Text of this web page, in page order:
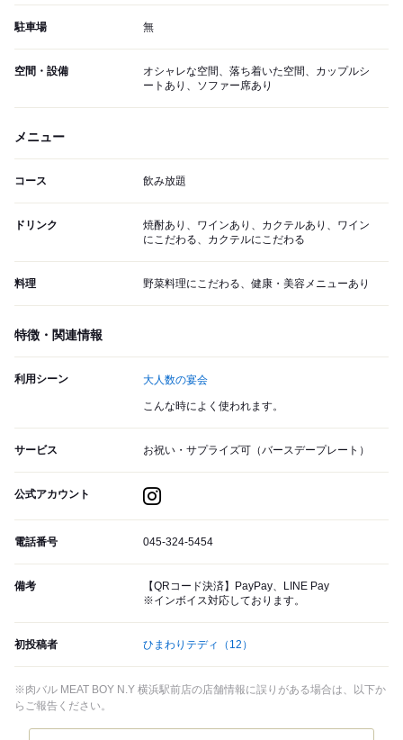
駐車場 無
空間・設備
オシャレな空間、落ち着いた空間、カップルシ
ートあり、ソファー席あり
メニュー
コース 飲み放題
ドリンク
焼酎あり、ワインあり、カクテルあり、ワイン
にこだわる、カクテルにこだわる
料理 野菜料理にこだわる、健康・美容メニューあり
特徴・関連情報
利用シーン 大人数の宴会
こんな時によく使われます。
サービス お祝い・サプライズ可（バースデープレート）
公式アカウント
電話番号 045-324-5454
備考
【QRコード決済】PayPay、LINE Pay
※インボイス対応しております。
初投稿者 ひまわりテディ （12）
※肉バル MEAT BOY N.Y 横浜駅前店の店舗情報に誤りがある場合は、以下か
らご報告ください。